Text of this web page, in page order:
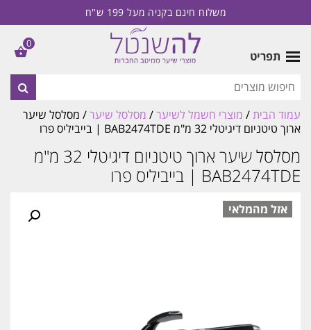
משלוח חינם בקניה מעל 199 ש"ח
תפריט
עמוד הבית/ מוצרי חשמל לשיער/ מסלסל שיער/ מסלסל שיער
ארוך טיטניום דיגיטלי 32 מ"מ BAB2474TDE | בייביליס פרו
מסלסל שיער ארוך טיטניום דיגיטלי 32 מ"מ
BAB2474TDE | בייביליס פרו
0